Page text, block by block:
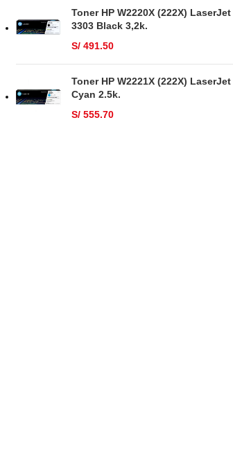
Toner HP W2220X (222X) LaserJet
3303 Black 3,2k.
S/491.50
Toner HP W2221X (222X) LaserJet
Cyan 2.5k.
S/555.70